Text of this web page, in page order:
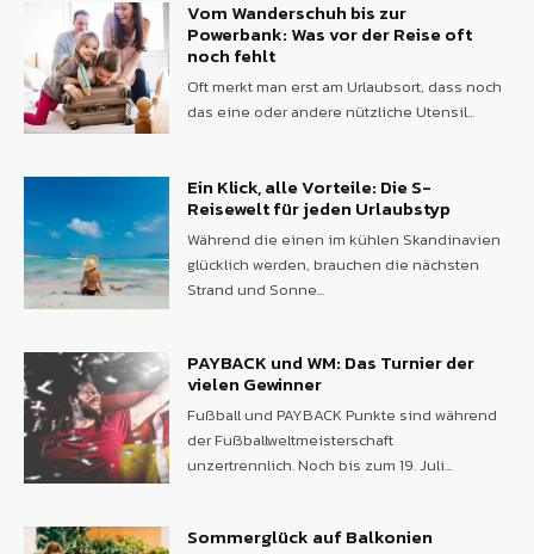
Vom Wanderschuh bis zur
Powerbank: Was vor der Reise oft
noch fehlt
Oft merkt man erst am Urlaubsort, dass noch
das eine oder andere nützliche Utensil...
Ein Klick, alle Vorteile: Die S-
Reisewelt für jeden Urlaubstyp
Während die einen im kühlen Skandinavien
glücklich werden, brauchen die nächsten
Strand und Sonne...
PAYBACK und WM: Das Turnier der
vielen Gewinner
Fußball und PAYBACK Punkte sind während
der Fußballweltmeisterschaft
unzertrennlich. Noch bis zum 19. Juli...
Sommerglück auf Balkonien